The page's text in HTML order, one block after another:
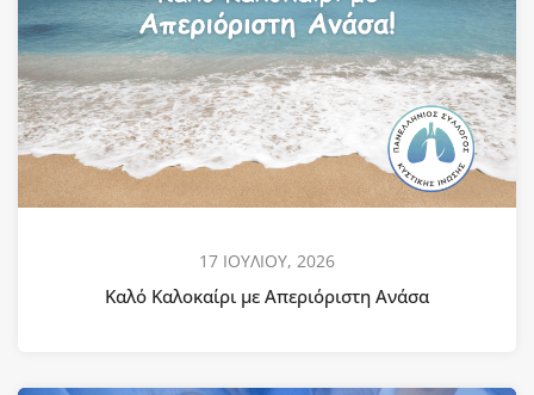
17 ΙΟΥΛΙΟΥ, 2026
Καλό Καλοκαίρι με Απεριόριστη Ανάσα